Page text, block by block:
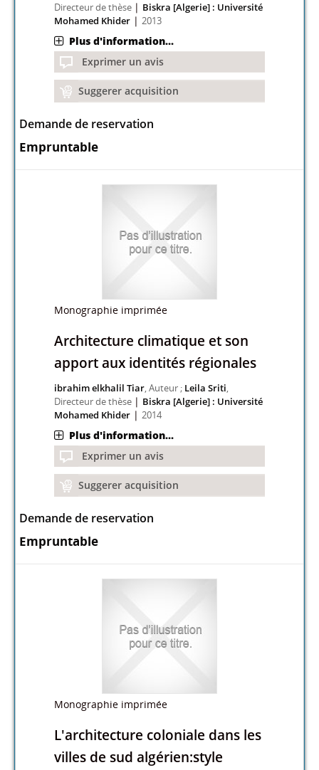
Directeur de thèse | Biskra [Algerie] : Université
Mohamed Khider |2013
Plus d'information...
Exprimer un avis
Suggerer acquisition
Demande de reservation
Empruntable
Monographie imprimée
Architecture climatique et son
apport aux identités régionales
ibrahim elkhalil Tiar, Auteur ; Leila Sriti,
Directeur de thèse | Biskra [Algerie] : Université
Mohamed Khider |2014
Plus d'information...
Exprimer un avis
Suggerer acquisition
Demande de reservation
Empruntable
Monographie imprimée
L'architecture coloniale dans les
villes de sud algérien:style